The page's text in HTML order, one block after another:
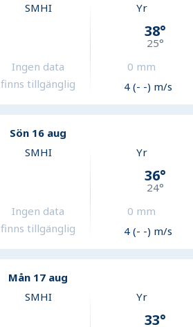
SMHI
Ingen data
finns tillgänglig
Yr
38°
25°
0 mm
4 (- -) m/s
Sön 16 aug
SMHI
Ingen data
finns tillgänglig
Yr
36°
24°
0 mm
4 (- -) m/s
Mån 17 aug
SMHI Yr
33°